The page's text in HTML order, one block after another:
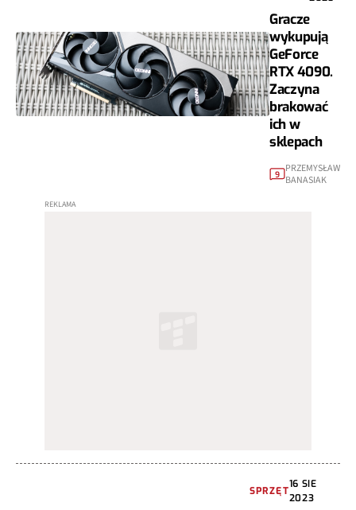
Gracze
wykupują
GeForce
RTX 4090.
Zaczyna
brakować
ich w
sklepach
9
PRZEMYSŁAW
BANASIAK
SPRZĘT
16 SIE
2023